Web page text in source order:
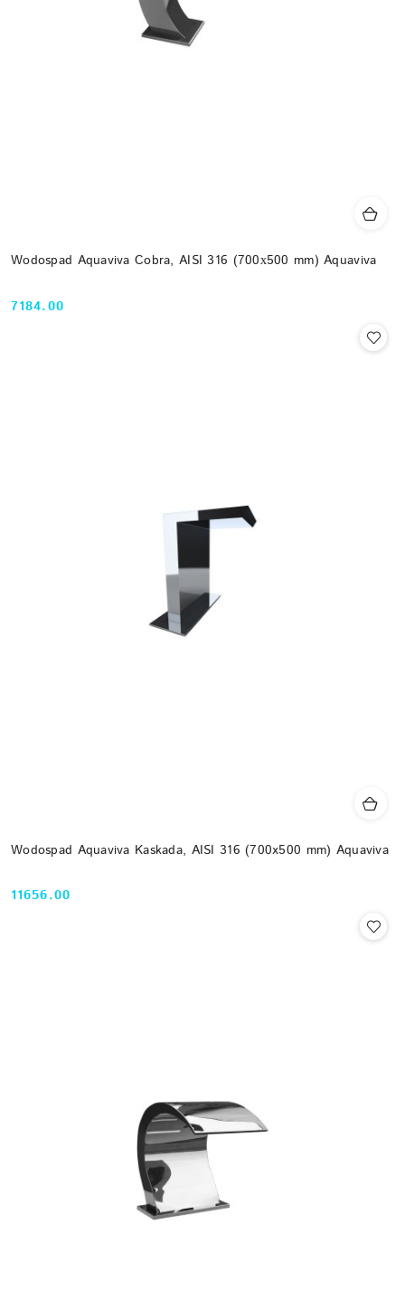
Wodospad Aquaviva Cobra, AISI 316 (700х500 mm) Aquaviva
Cena:
7184.00
Wodospad Aquaviva Kaskada, AISI 316 (700x500 mm) Aquaviva
Cena:
11656.00